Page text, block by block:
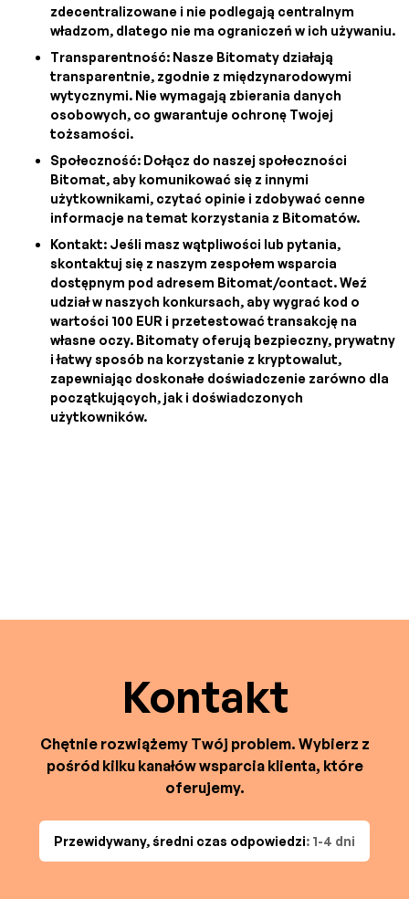
zdecentralizowane i nie podlegają centralnym
władzom, dlatego nie ma ograniczeń w ich używaniu.
Transparentność: Nasze Bitomaty działają
transparentnie, zgodnie z międzynarodowymi
wytycznymi. Nie wymagają zbierania danych
osobowych, co gwarantuje ochronę Twojej
tożsamości.
Społeczność: Dołącz do naszej społeczności
Bitomat, aby komunikować się z innymi
użytkownikami, czytać opinie i zdobywać cenne
informacje na temat korzystania z Bitomatów.
Kontakt: Jeśli masz wątpliwości lub pytania,
skontaktuj się z naszym zespołem wsparcia
dostępnym pod adresem Bitomat/contact. Weź
udział w naszych konkursach, aby wygrać kod o
wartości 100 EUR i przetestować transakcję na
własne oczy. Bitomaty oferują bezpieczny, prywatny
i łatwy sposób na korzystanie z kryptowalut,
zapewniając doskonałe doświadczenie zarówno dla
początkujących, jak i doświadczonych
użytkowników.
Kontakt
Chętnie rozwiążemy Twój problem. Wybierz z
pośród kilku kanałów wsparcia klienta, które
oferujemy.
Przewidywany, średni czas odpowiedzi: 1-4 dni